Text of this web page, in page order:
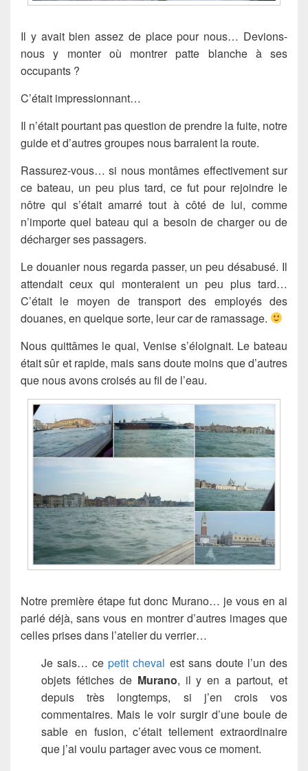
Il y avait bien assez de place pour nous… Devions-
nous y monter où montrer patte blanche à ses
occupants ?
C’était impressionnant…
Il n’était pourtant pas question de prendre la fuite, notre
guide et d’autres groupes nous barraient la route.
Rassurez-vous… si nous montâmes effectivement sur
ce bateau, un peu plus tard, ce fut pour rejoindre le
nôtre qui s’était amarré tout à côté de lui, comme
n’importe quel bateau qui a besoin de charger ou de
décharger ses passagers.
Le douanier nous regarda passer, un peu désabusé. Il
attendait ceux qui monteraient un peu plus tard…
C’était le moyen de transport des employés des
douanes, en quelque sorte, leur car de ramassage.
Nous quittâmes le quai, Venise s’éloignait. Le bateau
était sûr et rapide, mais sans doute moins que d’autres
que nous avons croisés au fil de l’eau.
Notre première étape fut donc Murano… je vous en ai
parlé déjà, sans vous en montrer d’autres images que
celles prises dans l’atelier du verrier…
Je sais… cepetit cheval est sans doute l’un des
objets fétiches de Murano, il y en a partout, et
depuis très longtemps, si j’en crois vos
commentaires. Mais le voir surgir d’une boule de
sable en fusion, c’était tellement extraordinaire
que j’ai voulu partager avec vous ce moment.